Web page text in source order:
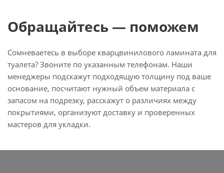
Обращайтесь — поможем
Сомневаетесь в выборе кварцвинилового ламината для
туалета? Звоните по указанным телефонам. Наши
менеджеры подскажут подходящую толщину под ваше
основание, посчитают нужный объем материала с
запасом на подрезку, расскажут о различиях между
покрытиями, организуют доставку и проверенных
мастеров для укладки.